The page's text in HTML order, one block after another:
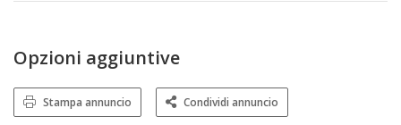
Opzioni aggiuntive
Stampa annuncio Condividi annuncio